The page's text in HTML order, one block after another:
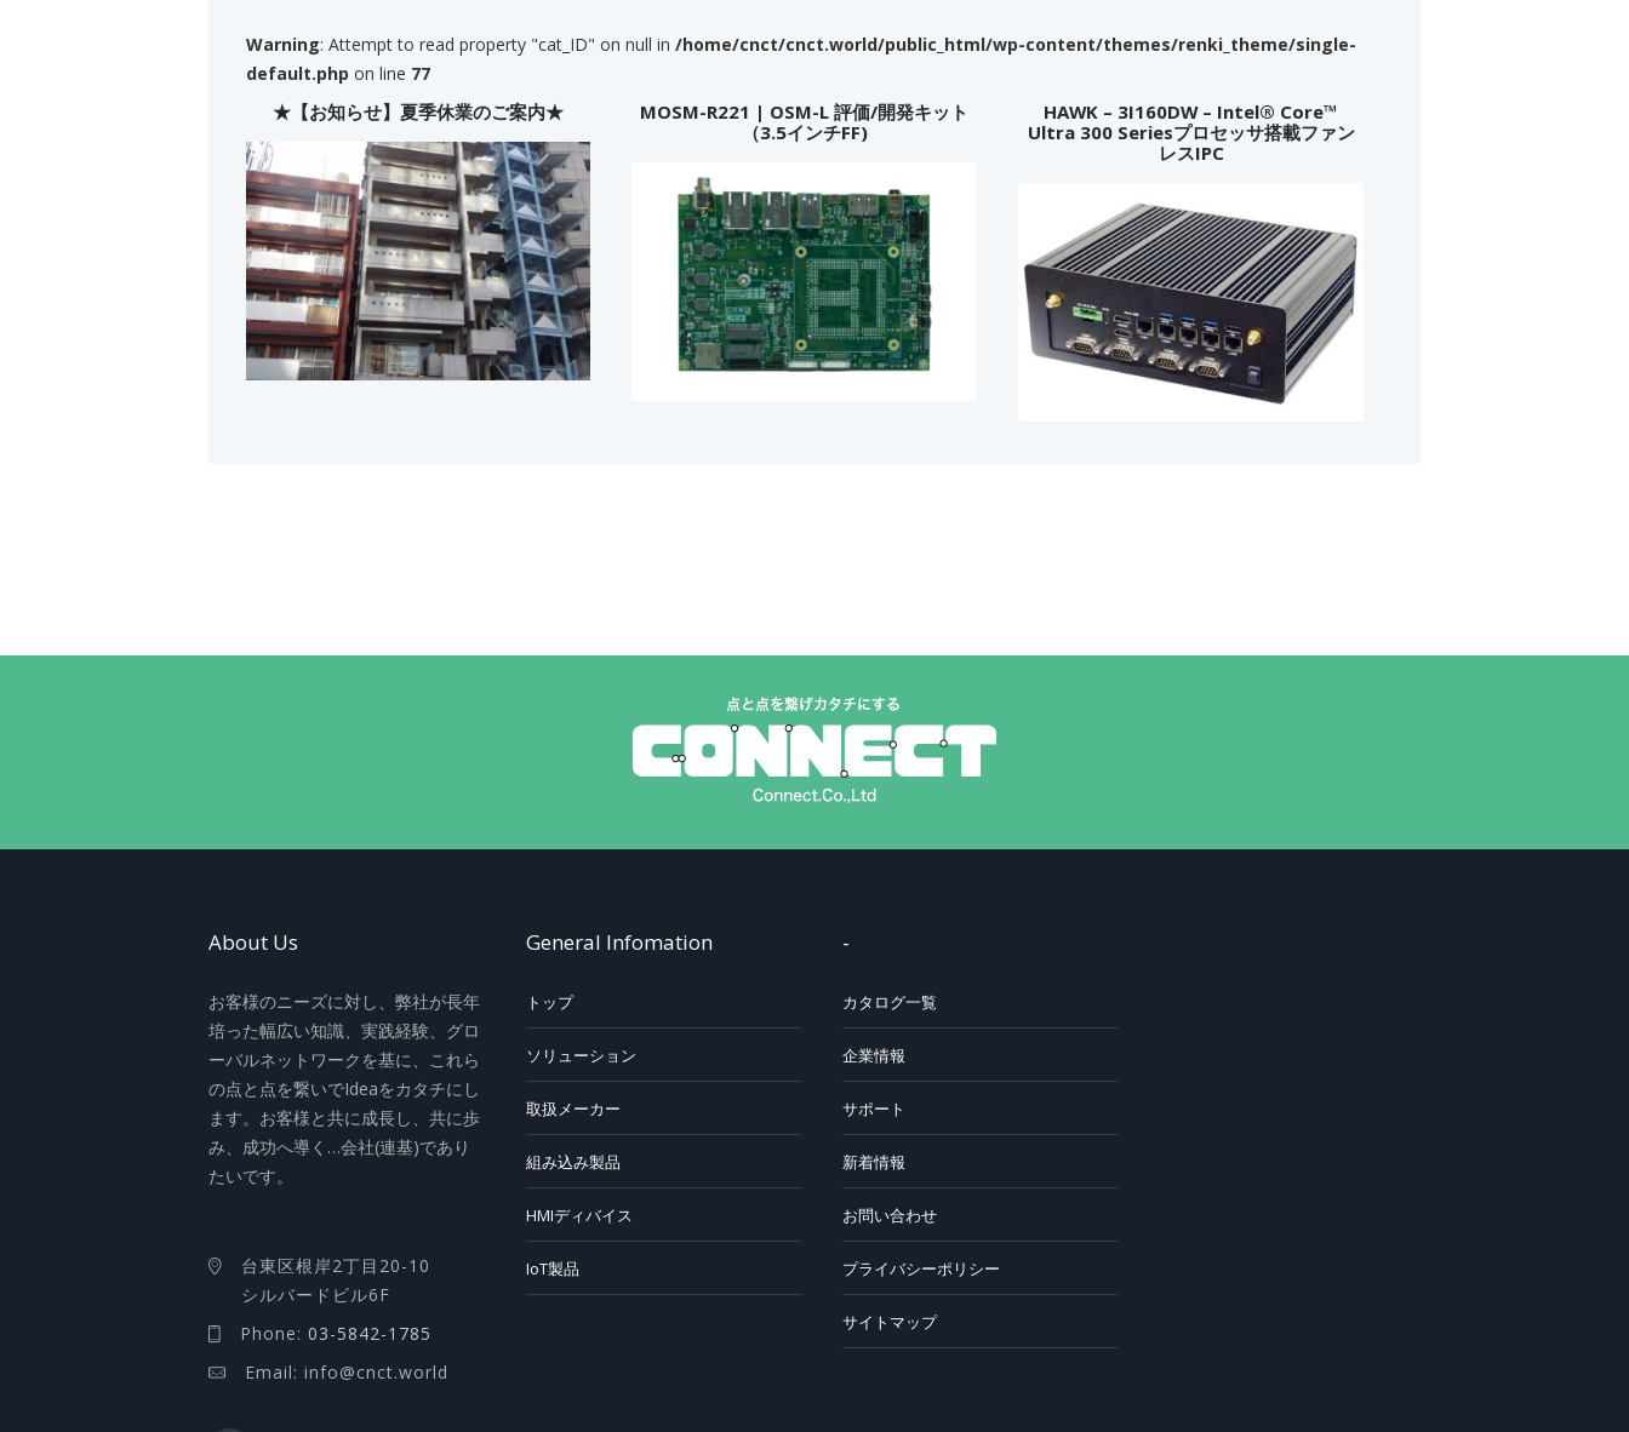
Warning: Attempt to read property "cat_ID" on null in /home/cnct/cnct.world/public_html/wp-content/themes/renki_theme/single-
default.php on line 77
★【お知らせ】夏季休業のご案内★
MOSM-R221 | OSM-L 評価/開発キット
（3.5インチFF)
HAWK – 3I160DW – Intel® Core™
Ultra 300 Seriesプロセッサ搭載ファン
レスIPC
About Us
お客様のニーズに対し、弊社が長年
培った幅広い知識、実践経験、グロ
ーバルネットワークを基に、これら
の点と点を繋いでIdeaをカタチにし
ます。お客様と共に成長し、共に歩
み、成功へ導く…会社(連基)であり
たいです。
台東区根岸2丁目20-10
シルバードビル6F
Phone: 03-5842-1785
Email: info@cnct.world
General Infomation
トップ
ソリューション
取扱メーカー
組み込み製品
HMIディバイス
IoT製品
-
カタログ一覧
企業情報
サポート
新着情報
お問い合わせ
プライバシーポリシー
サイトマップ